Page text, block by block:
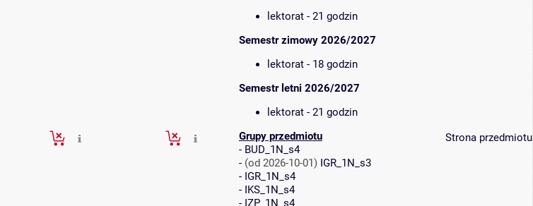
lektorat - 21 godzin
Semestr zimowy 2026/2027
lektorat - 18 godzin
Semestr letni 2026/2027
lektorat - 21 godzin
Grupy przedmiotu
- BUD_1N_s4
- (od 2026-10-01) IGR_1N_s3
- IGR_1N_s4
- IKS_1N_s4
- IZP_1N_s4
Strona przedmiotu